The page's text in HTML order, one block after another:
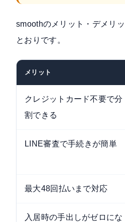
smoothのメリット・デメリ
とおりです。
メリット
クレジットカード不要で分
割できる
LINE審査で手続きが簡単
最大48回払いまで対応
入居時の手出しがゼロにな